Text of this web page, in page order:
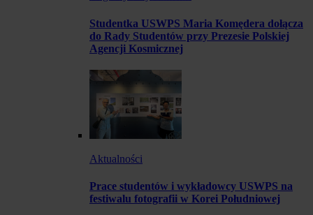
Studentka USWPS Maria Komędera dołącza
do Rady Studentów przy Prezesie Polskiej
Agencji Kosmicznej
Aktualności
Prace studentów i wykładowcy USWPS na
festiwalu fotografii w Korei Południowej